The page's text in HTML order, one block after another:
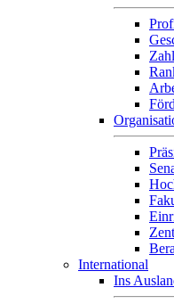
International
Ins